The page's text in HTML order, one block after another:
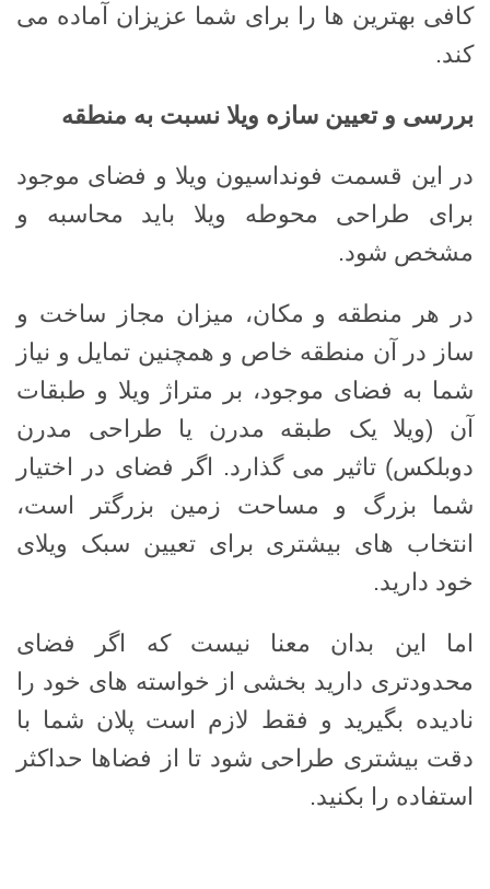
کافی بهترین ها را برای شما عزیزان آماده می
کند.
بررسی و تعیین سازه ویلا نسبت به منطقه
در این قسمت فونداسیون ویلا و فضای موجود
برای طراحی محوطه ویلا باید محاسبه و
مشخص شود.
در هر منطقه و مکان، میزان مجاز ساخت و
ساز در آن منطقه خاص و همچنین تمایل و نیاز
شما به فضای موجود، بر متراژ ویلا و طبقات
آن (ویلا یک طبقه مدرن یا طراحی مدرن
دوبلکس) تاثیر می گذارد. اگر فضای در اختیار
شما بزرگ و مساحت زمین بزرگتر است،
انتخاب های بیشتری برای تعیین سبک ویلای
خود دارید.
اما این بدان معنا نیست که اگر فضای
محدودتری دارید بخشی از خواسته های خود را
نادیده بگیرید و فقط لازم است پلان شما با
دقت بیشتری طراحی شود تا از فضاها حداکثر
استفاده را بکنید.